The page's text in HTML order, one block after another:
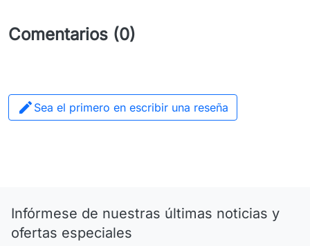
Comentarios (0)
 Sea el primero en escribir una reseña
Infórmese de nuestras últimas noticias y
ofertas especiales